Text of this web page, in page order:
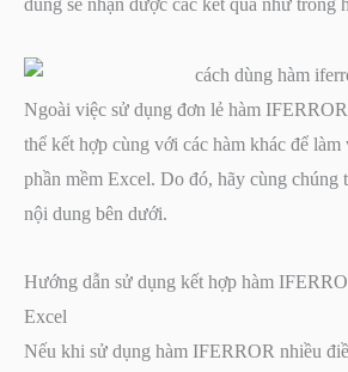
dùng sẽ nhận được các kết quả như trong
Ngoài việc sử dụng đơn lẻ hàm
thể kết hợp cùng với các hàm khác để làm
phần mềm Excel. Do đó, hãy cùng chúng
nội dung bên dưới.
Hướng dẫn sử dụng kết hợp hàm
Excel
Nếu khi sử dụng hàm IFERROR nhiều